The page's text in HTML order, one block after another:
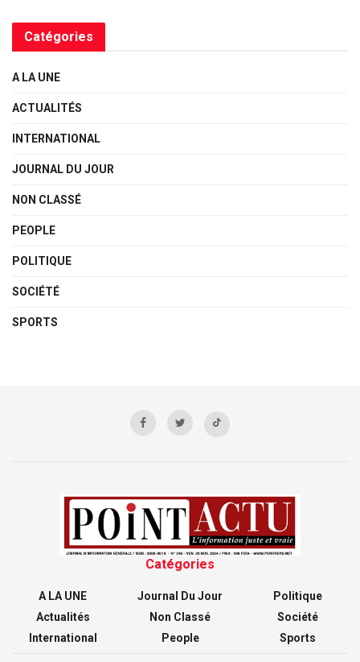
Catégories
A LA UNE
ACTUALITÉS
INTERNATIONAL
JOURNAL DU JOUR
NON CLASSÉ
PEOPLE
POLITIQUE
SOCIÉTÉ
SPORTS
Catégories
A LA UNE
Actualités
International
Journal Du Jour
Non Classé
People
Politique
Société
Sports